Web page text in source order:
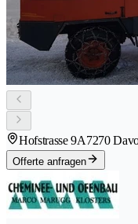
Hofstrasse 9A7270
Offerte anfragen